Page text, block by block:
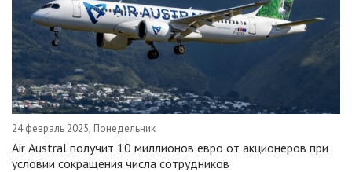
24 февраль 2025, Понедельник
Air Austral получит 10 миллионов евро от акционеров при
условии сокращения числа сотрудников